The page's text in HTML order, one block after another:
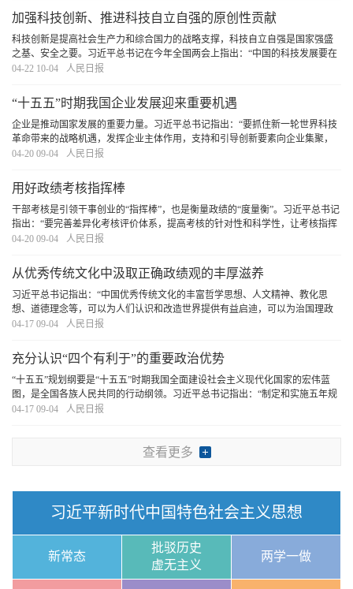
加强科技创新、推进科技自立自强的原创性贡献
科技创新是提高社会生产力和综合国力的战略支撑，科技自立自强是国家强盛
之基、安全之要。习近平总书记在今年全国两会上指出：“中国的科技发展要在
国际上开展合作的同时，坚持独立自主、自立自强，更好承担起我们的历史责
04-22 10-04 人民日报
“十五五”时期我国企业发展迎来重要机遇
企业是推动国家发展的重要力量。习近平总书记指出：“要抓住新一轮世界科技
革命带来的战略机遇，发挥企业主体作用，支持和引导创新要素向企业集聚，
不断增强企业创新动力、创新活力、创新实力。”“十五五”规划纲要确定了未来
04-20 09-04 人民日报
用好政绩考核指挥棒
干部考核是引领干事创业的“指挥棒”，也是衡量政绩的“度量衡”。习近平总书记
指出：“要完善差异化考核评价体系，提高考核的针对性和科学性，让考核指挥
棒真正管用。”引导广大党员干部树立和践行正确政绩观，创造造福人民、群众
04-20 09-04 人民日报
从优秀传统文化中汲取正确政绩观的丰厚滋养
习近平总书记指出：“中国优秀传统文化的丰富哲学思想、人文精神、教化思
想、道德理念等，可以为人们认识和改造世界提供有益启迪，可以为治国理政
提供有益启示”。我们要坚持古为今用、推陈出新，结合实际，不断从中华优秀
04-17 09-04 人民日报
充分认识“四个有利于”的重要政治优势
“十五五”规划纲要是“十五五”时期我国全面建设社会主义现代化国家的宏伟蓝
图，是全国各族人民共同的行动纲领。习近平总书记指出：“制定和实施五年规
划是我们党治国理政一条重要经验，是中国特色社会主义制度一个重要政治优
04-17 09-04 人民日报
查看更多
习近平新时代中国特色社会主义思想
新常态
批驳历史
虚无主义
两学一做